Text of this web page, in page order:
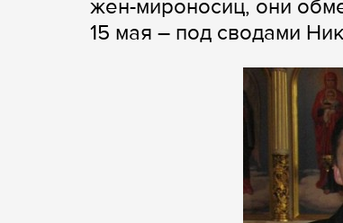
жен-мироносиц, они
15 мая – под сводами